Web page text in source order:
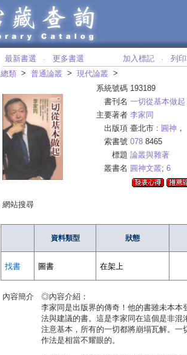
最新書選 ‧ 更多書選 加入標記 ‧
列
總類 > 普通論叢 > 現代論叢 >
系統號碼 193189
書刊名 一切從基本做起
主要著者 李家同
出版項 臺北市 : 圓神
索書號 078 8465
標題 論叢與雜著
叢書名 圓神文叢; 6
網站搜尋
資料類型 狀態
找書 圖書 在架上
內容簡介
◎內容介紹：
李家同是出版界的傳奇！他的書雖未本
法與建議的書。這是李家同在這個是非
注意基本，所有的一切都將崩塌瓦解。
作法是相當不耀眼的。